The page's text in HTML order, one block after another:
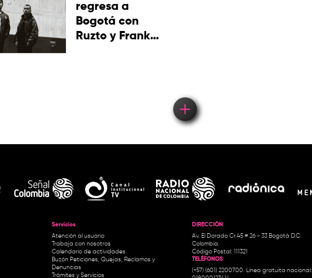
regresa a
Bogotá con
Ruzto y Frank
Servicios
Atención al usuario
Trabaja con nosotros
Calendario de actividades
Buzón Peticiones, Quejas, Reclamos y
Denuncias
Trámites y Servicios
DIRECCIÓN
Av. El Dorado Cr.45 # 26 - 33 Bogotá D.C.
Colombia.
Código Postal: 111321
TELÉFONOS
(+57) (601) 2200700. Línea gratuita nacional: